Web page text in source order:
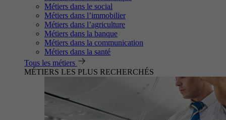
Métiers dans le social
Métiers dans l’immobilier
Métiers dans l’agriculture
Métiers dans la banque
Métiers dans la communication
Métiers dans la santé
Tous les métiers
MÉTIERS LES PLUS RECHERCHÉS